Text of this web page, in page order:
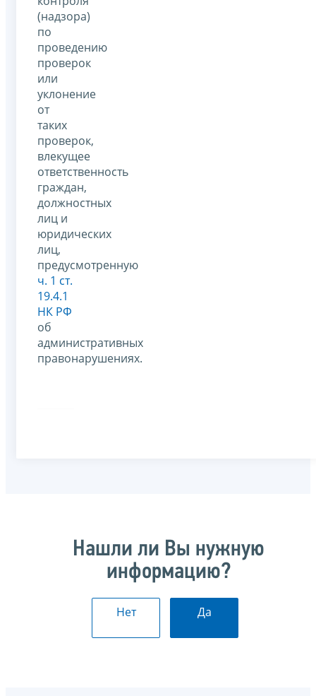
(надзора)
по
проведению
проверок
или
уклонение
от
таких
проверок,
влекущее
ответственность
граждан,
должностных
лиц и
юридических
лиц,
предусмотренную
ч. 1 ст.
19.4.1
НК РФ
об
административных
правонарушениях.
Нашли ли Вы нужную
информацию?
Нет Да